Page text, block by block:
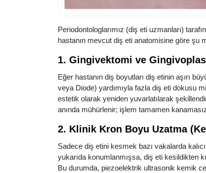
Periodontologlarımız (diş eti uzmanları)
hastanın mevcut diş eti anatomisine göre şu
1. Gingivektomi ve
Eğer hastanın diş boyutları diş etinin aşırı
veya Diode) yardımıyla fazla diş eti dokusu
estetik olarak yeniden yuvarlatılarak
anında mühürlenir; işlem tamamen
2. Klinik Kron Boyu Uzatma
Sadece diş etini kesmek bazı vakalarda
yukarıda konumlanmışsa, diş eti kesildikten
Bu durumda, piezoelektrik ultrasonik kemik